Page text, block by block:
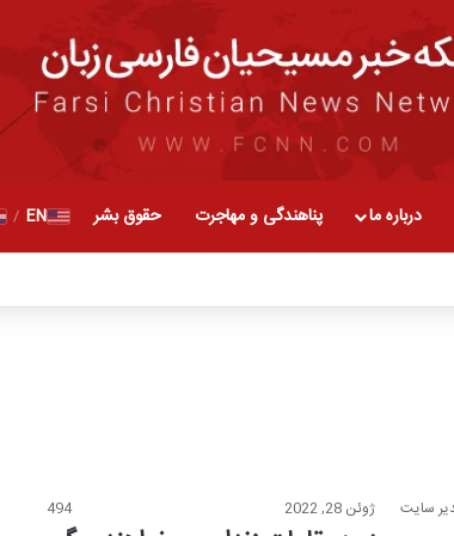
درباره ما پناهندگی و مهاجرت حقوق بشر EN
/
سایت ژوئن 28, 2022 494